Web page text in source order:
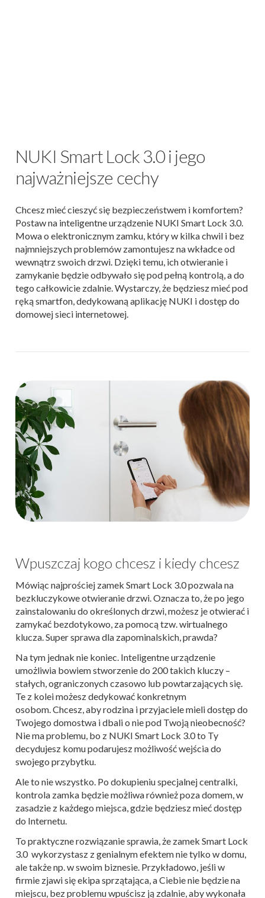
NUKI Smart Lock 3.0 i jego
najważniejsze cechy
Chcesz mieć cieszyć się bezpieczeństwem i komfortem?
Postaw na inteligentne urządzenie NUKI Smart Lock 3.0.
Mowa o elektronicznym zamku, który w kilka chwil i bez
najmniejszych problemów zamontujesz na wkładce od
wewnątrz swoich drzwi. Dzięki temu, ich otwieranie i
zamykanie będzie odbywało się pod pełną kontrolą, a do
tego całkowicie zdalnie. Wystarczy, że będziesz mieć pod
ręką smartfon, dedykowaną aplikację NUKI i dostęp do
domowej sieci internetowej.
Wpuszczaj kogo chcesz i kiedy chcesz
Mówiąc najprościej zamek Smart Lock 3.0 pozwala na
bezkluczykowe otwieranie drzwi. Oznacza to, że po jego
zainstalowaniu do określonych drzwi, możesz je otwierać i
zamykać bezdotykowo, za pomocą tzw. wirtualnego
klucza. Super sprawa dla zapominalskich, prawda?
Na tym jednak nie koniec. Inteligentne urządzenie
umożliwia bowiem stworzenie do 200 takich kluczy –
stałych, ograniczonych czasowo lub powtarzających się.
Te z kolei możesz dedykować konkretnym
osobom. Chcesz, aby rodzina i przyjaciele mieli dostęp do
Twojego domostwa i dbali o nie pod Twoją nieobecność?
Nie ma problemu, bo z NUKI Smart Lock 3.0 to Ty
decydujesz komu podarujesz możliwość wejścia do
swojego przybytku.
Ale to nie wszystko. Po dokupieniu specjalnej centralki,
kontrola zamka będzie możliwa również poza domem, w
zasadzie z każdego miejsca, gdzie będziesz mieć dostęp
do Internetu.
To praktyczne rozwiązanie sprawia , że zamek Smart Lock
3.0 wykorzystasz z genialnym efektem nie tylko w domu,
ale także np. w swoim biznesie. Przykładowo, jeśli w
firmie zjawi się ekipa sprzątająca, a Ciebie nie będzie na
miejscu, bez problemu wpuścisz ją zdalnie, aby wykonała